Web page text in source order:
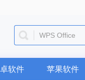
WPS Office
软件 苹果软件